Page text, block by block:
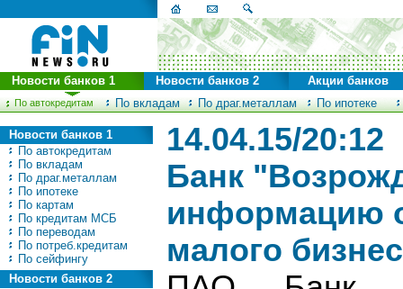
По автокредитам По вкладам По драг.металлам По ипотеке
Новости банков 1 Новости банков 2 Акции банков
Новости банков 1
По автокредитам
По вкладам
По драг.металлам
По ипотеке
По картам
По кредитам МСБ
По переводам
По потреб.кредитам
По сейфингу
Новости банков 2
14.04.15/20:12
Банк
информацию
малого